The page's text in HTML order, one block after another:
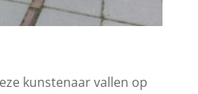
kunstenaar vallen op